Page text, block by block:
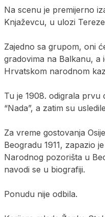
Na scenu je premijerno
Knjaževcu, u ulozi
Zajedno sa grupom, oni
gradovima na Balkanu, a
Hrvatskom narodnom
Tu je 1908. odigrala
“Nada”, a zatim su
Za vreme gostovanja
Beogradu 1911, zapazio
Narodnog pozorišta u
navodi se u biografiji.
Ponudu nije odbila.